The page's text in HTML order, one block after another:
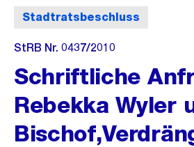
Stadtratsbeschluss
StRB Nr. 0437/2010
Schriftliche
Rebekka Wyler